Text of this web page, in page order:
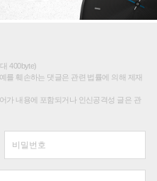
400byte)
를 훼손하는 댓글은 관련 법률에 의해 제재
가 내용에 포함되거나 인신공격성 글은 관